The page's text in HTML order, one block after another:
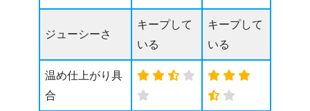
ジューシーさ
キープして
いる
キープして
いる
温め仕上がり具
合